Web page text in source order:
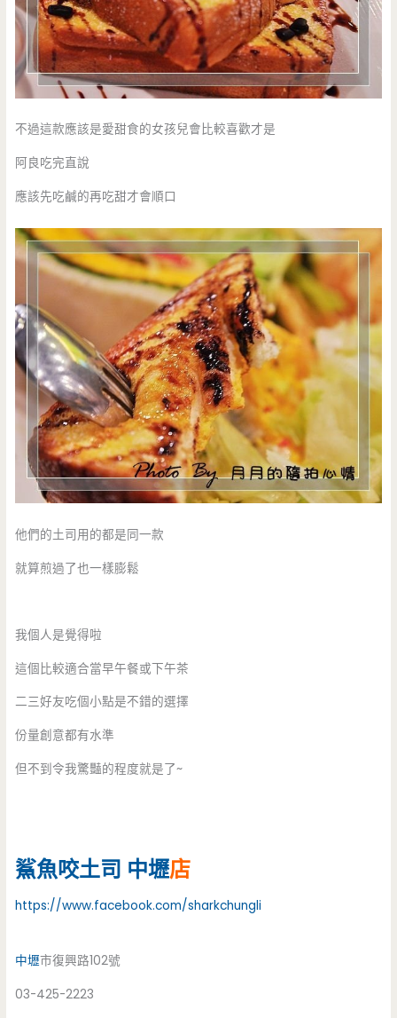
不過這款應該是愛甜食的女孩兒會比較喜歡才是
阿良吃完直說
應該先吃鹹的再吃甜才會順口
他們的土司用的都是同一款
就算煎過了也一樣膨鬆
我個人是覺得啦
這個比較適合當早午餐或下午茶
二三好友吃個小點是不錯的選擇
份量創意都有水準
但不到令我驚豔的程度就是了~
鯊魚咬土司 中壢店
https://www.facebook.com/sharkchungli
中壢市復興路102號
03-425-2223